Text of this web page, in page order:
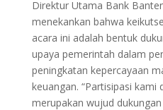
Direktur Utama Bank
menekankan bahwa
acara ini adalah bentuk
upaya pemerintah dalam
peningkatan kepercayaan
keuangan. “Partisipasi
merupakan wujud